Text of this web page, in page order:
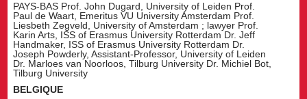
PAYS-BAS Prof. John Dugard, University of Leiden Prof.
Paul de Waart, Emeritus VU University Amsterdam Prof.
Liesbeth Zegveld, University of Amsterdam ; lawyer Prof.
Karin Arts, ISS of Erasmus University Rotterdam Dr. Jeff
Handmaker, ISS of Erasmus University Rotterdam Dr.
Joseph Powderly, Assistant-Professor, University of Leiden
Dr. Marloes van Noorloos, Tilburg University Dr. Michiel Bot,
Tilburg University
BELGIQUE